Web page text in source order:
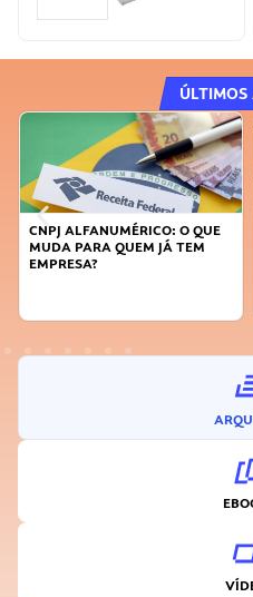
ÚLTIMOS
CNPJ ALFANUMÉRICO: O QUE
MUDA PARA QUEM JÁ TEM
EMPRESA?